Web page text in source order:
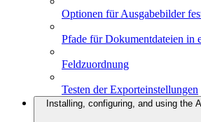
Optionen für Ausgabebilder
Pfade für Dokumentdateien in
Feldzuordnung
Testen der Exporteinstellungen
Installing, configuring, and using the